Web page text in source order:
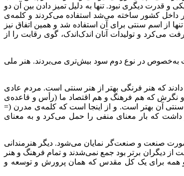
قدرت دیگری نبود. تنها به دلیل تمیز دادن بین آن دو
در داخل کشور ساخته می‌شد استفاده می‌کردند و کلمه‌ی
از اسم سنتی برای آن استفاده شد و همین اتفاق نیز
می‌کرد و تولیدات آنان اندک‌اندک، گوی رقابت را از
به‌خصوص در نوع دوم سود بیش‌تری می‌بردند. هنر ملی
که هنر فرنگی بهتر از هنر سنتی است. مردم عادی
دو نگرش که هم فرهنگ و هم اقتصاد ما (رأس و قاعده‌ی
آن بهتر است. و از اینجا است که کلمه‌ی مدرن (=
که بار معنای منفی را حمل می‌کرد و به معنای
صنعت و صنعت‌گر نمایان می‌شود. دیگر هنرمندانی
دیگران برتر بود جمع نمی‌شدند و تمام فرهنگ و هنر
و همه برای یک کل مقدس که همان پرورش و توسعه و